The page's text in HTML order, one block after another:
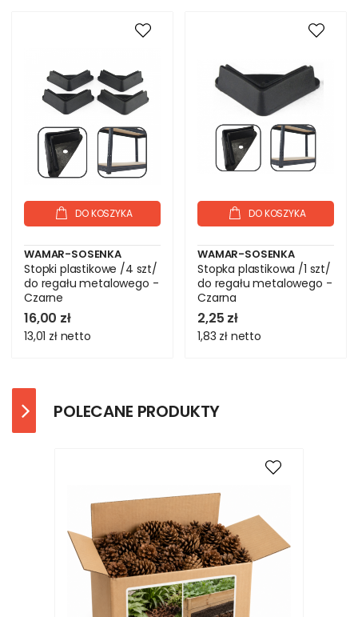
DO KOSZYKA
WAMAR-SOSENKA
Stopki plastikowe /4 szt/
do regału metalowego -
Czarne
16,00 zł
13,01 zł netto
DO KOSZYKA
WAMAR-SOSENKA
Stopka plastikowa /1 szt/
do regału metalowego -
Czarna
2,25 zł
1,83 zł netto
POLECANE PRODUKTY